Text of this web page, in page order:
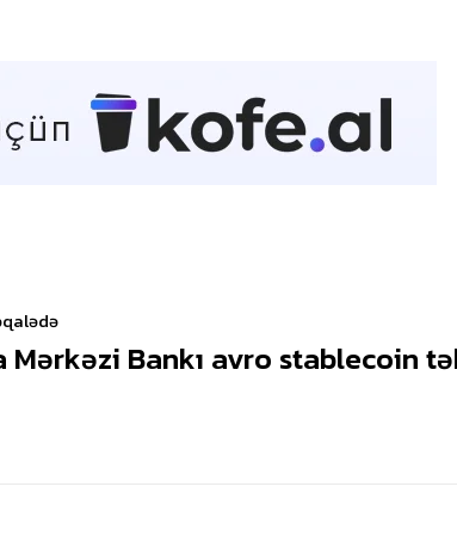
Mərkəzi Bankı avro stablecoin